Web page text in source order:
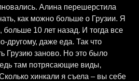
Алина перешерстила
как можно больше о Грузии. Я
10 лет назад. И тогда все
другому, даже еда. Так что
Грузию заново. Но это было
там потрясающие виды,
хинкали я съела – вы себе